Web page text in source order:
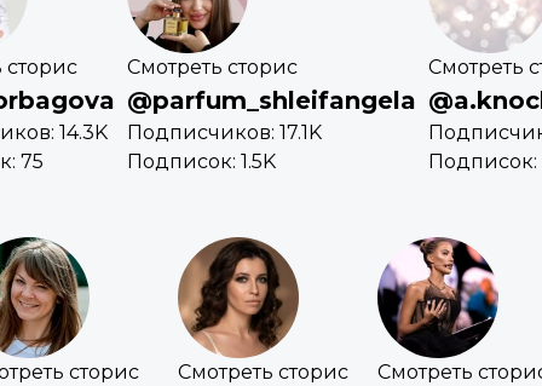
сторис
14.3K
75
Смотреть сторис
@parfum_shleifangela
Подписчиков: 17.1K
Подписок: 1.5K
Смотреть
Подписок:
сторис Смотреть сторис Смотреть